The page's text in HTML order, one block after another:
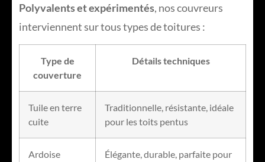
Polyvalents et expérimentés, nos couvreurs
interviennent sur tous types de toitures :
Type de
couverture
Détails techniques
Tuile en terre
cuite
Traditionnelle, résistante, idéale
pour les toits pentus
Ardoise
Élégante, durable, parfaite pour